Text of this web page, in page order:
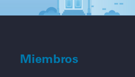
Miembros